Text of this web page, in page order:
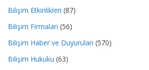
Bilişim Etkinlikleri (87)
Bilişim Firmaları (56)
Bilişim Haber ve Duyuruları (570)
Bilişim Hukuku (63)